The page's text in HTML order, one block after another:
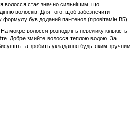
волосся стає значно сильнішим, що
волосків. Для того, щоб забезпечити
формулу був доданий пантенол (провітамін В5).
На мокре волосся розподіліть невелику кількість
Добре змийте волосся теплою водою. За
та зробить укладання будь-яким зручним